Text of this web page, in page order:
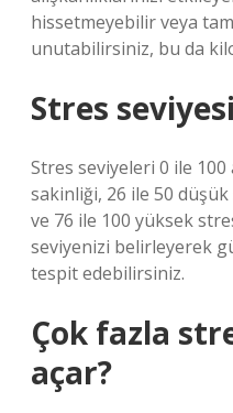
hissetmeyebilir veya
unutabilirsiniz, bu da
Stres
Stres seviyeleri 0 ile 100
sakinliği, 26 ile 50
ve 76 ile 100 yüksek
seviyenizi belirleyerek
tespit edebilirsiniz.
Çok fazla
açar?